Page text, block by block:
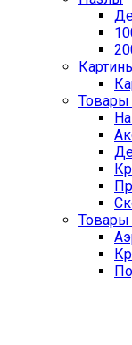
Товары
Товары